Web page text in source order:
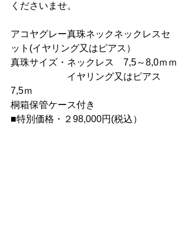
くださいませ。
アコヤグレー真珠ネックネックレスセ
ット(イヤリング又はピアス）
真珠サイズ・ネックレス　7,5～8,0ｍｍ
イヤリング又はピアス
7,5ｍ
桐箱保管ケース付き
■特別価格・２98,000円(税込）